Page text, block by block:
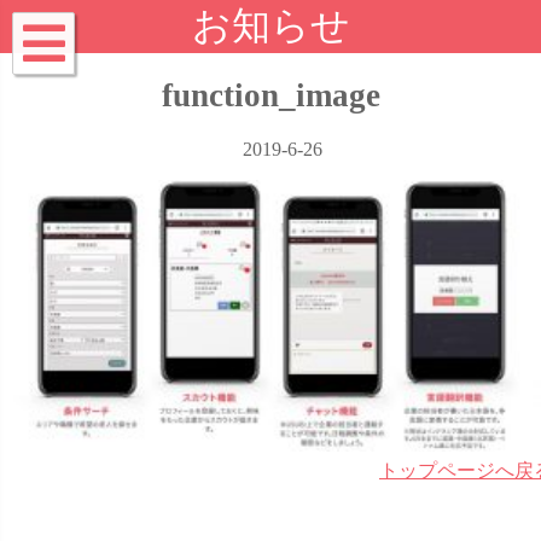
お知らせ
function_image
2019-6-26
トップページへ戻